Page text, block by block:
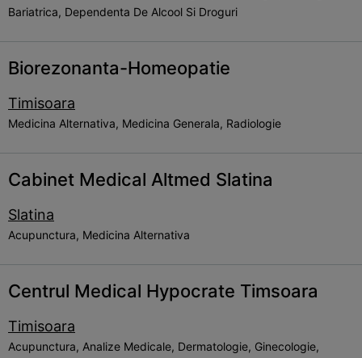
Bariatrica, Dependenta De Alcool Si Droguri
Biorezonanta-Homeopatie
Timisoara
Medicina Alternativa, Medicina Generala, Radiologie
Cabinet Medical Altmed Slatina
Slatina
Acupunctura, Medicina Alternativa
Centrul Medical Hypocrate Timsoara
Timisoara
Acupunctura, Analize Medicale, Dermatologie, Ginecologie,